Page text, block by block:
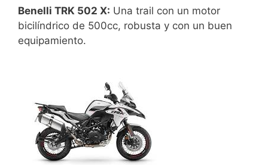
Benelli TRK 502 X: Una trail con un motor
bicilíndrico de 500cc, robusta y con un buen
equipamiento.